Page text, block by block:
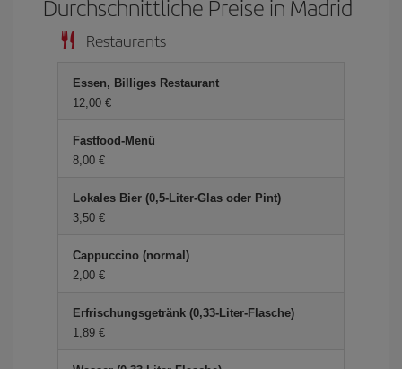
Durchschnittliche Preise in Madrid
Restaurants
Essen, Billiges Restaurant
12,00 €
Fastfood-Menü
8,00 €
Lokales Bier (0,5-Liter-Glas oder Pint)
3,50 €
Cappuccino (normal)
2,00 €
Erfrischungsgetränk (0,33-Liter-Flasche)
1,89 €